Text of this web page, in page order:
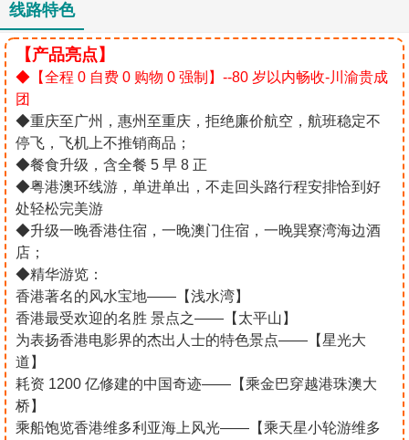
线路特色
【产品亮点】
◆【全程 0 自费 0 购物 0 强制】--80 岁以内畅收-川渝贵成
团
◆重庆至广州，惠州至重庆，拒绝廉价航空，航班稳定不
停飞，飞机上不推销商品；
◆餐食升级，含全餐 5 早 8 正
◆粤港澳环线游，单进单出，不走回头路行程安排恰到好
处轻松完美游
◆升级一晚香港住宿，一晚澳门住宿，一晚巽寮湾海边酒
店；
◆精华游览：
​香港著名的风水宝地——【浅水湾】
香港最受欢迎的名胜 景点之——【太平山】
为表扬香港电影界的杰出人士的特色景点——【星光大
道】
耗资 1200 亿修建的中国奇迹——【乘金巴穿越港珠澳大
桥】
乘船饱览香港维多利亚海上风光——【乘天星小轮游维多